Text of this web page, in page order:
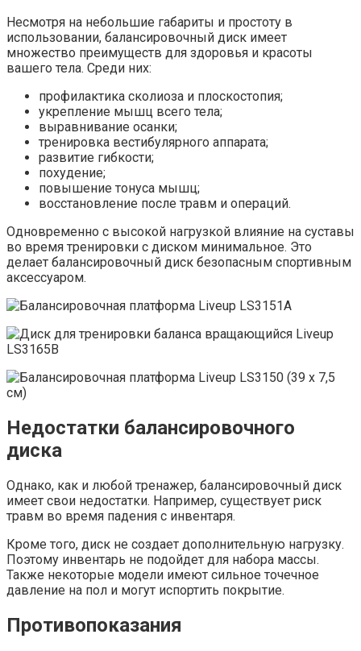
Несмотря на небольшие габариты и простоту в
использовании, балансировочный диск имеет
множество преимуществ для здоровья и красоты
вашего тела. Среди них:
профилактика сколиоза и плоскостопия;
укрепление мышц всего тела;
выравнивание осанки;
тренировка вестибулярного аппарата;
развитие гибкости;
похудение;
повышение тонуса мышц;
восстановление после травм и операций.
Одновременно с высокой нагрузкой влияние на суставы
во время тренировки с диском минимальное. Это
делает балансировочный диск безопасным спортивным
аксессуаром.
Недостатки балансировочного
диска
Однако, как и любой тренажер, балансировочный диск
имеет свои недостатки. Например, существует риск
травм во время падения с инвентаря.
Кроме того, диск не создает дополнительную нагрузку.
Поэтому инвентарь не подойдет для набора массы.
Также некоторые модели имеют сильное точечное
давление на пол и могут испортить покрытие.
Противопоказания